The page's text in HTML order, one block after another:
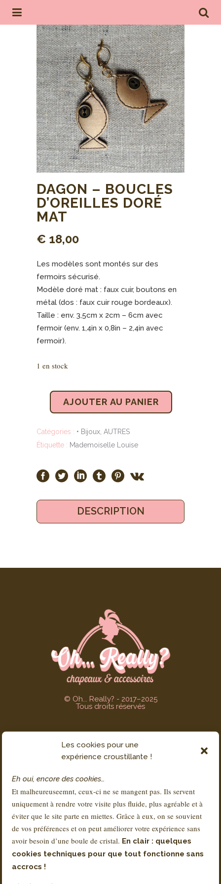
Les cookies pour une
expérience croustillante !
Eh oui, encore des cookies…
Et malheureuseemnt, ceux-ci ne se mangent pas. Ils servent
uniquement à rendre votre visite plus fluide, plus agréable et à
éviter que le site parte en miettes. Grâce à eux, on se souvient
de vos préférences et on peut améliorer votre expérience sans
avoir besoin d’une boule de cristal. En clair : quelques
cookies techniques pour que tout fonctionne sans
accrocs !
DAGON – BOUCLES
D’OREILLES DORÉ
MAT
€ 18,00
Les modèles sont montés sur des
fermoirs sécurisé.
Modèle doré mat : faux cuir, boutons en
métal (dos : faux cuir rouge bordeaux).
Taille : env. 3,5cm x 2cm – 6cm avec
fermoir (env. 1,4in x 0,8in – 2,4in avec
fermoir).
1 en stock
AJOUTER AU PANIER
Catégories : • Bijoux AUTRES
Étiquette : Mademoiselle Louise
DESCRIPTION
© Oh... Really? - 2017–2025
Tous droits réservés
SERVICE CLIENT
FAQs
Livraison & Retours
À propos de Sandra
RÉGLEMENTATION
Conditions Générales de Vente – CGV